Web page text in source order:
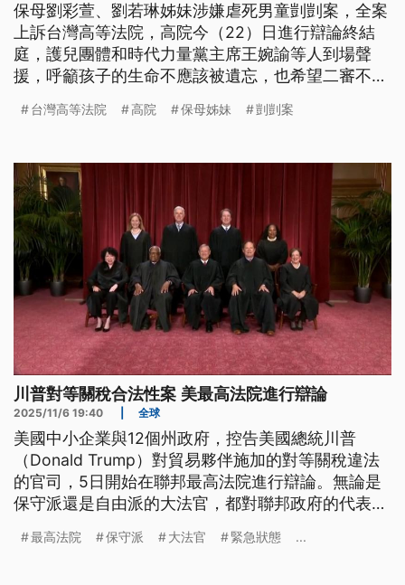
保母劉彩萱、劉若琳姊妹涉嫌虐死男童剴剴案，全案
上訴台灣高等法院，高院今（22）日進行辯論終結
庭，護兒團體和時代力量黨主席王婉諭等人到場聲
援，呼籲孩子的生命不應該被遺忘，也希望二審不能
台灣高等法院 高院 保母姊妹 剴剴案
川普對等關稅合法性案 美最高法院進行辯論
2025/11/6 19:40 全球
美國中小企業與12個州政府，控告美國總統川普
（Donald Trump）對貿易夥伴施加的對等關稅違法
的官司，5日開始在聯邦最高法院進行辯論。無論是
保守派還是自由派的大法官，都對聯邦政府的代表、
截至9月為止這起訴訟牽扯到的進口稅金額達900億
最高法院 保守派 大法官 緊急狀態 ...